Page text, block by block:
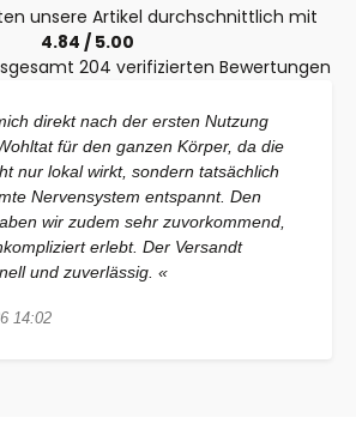
unsere Artikel durchschnittlich mit
4.84 / 5.00
204 verifizierten Bewertungen
direkt nach der ersten Nutzung
für den ganzen Körper, da die
nur lokal wirkt, sondern tatsächlich
Nervensystem entspannt. Den
wir zudem sehr zuvorkommend,
erlebt. Der Versandt
und zuverlässig. «
14:02